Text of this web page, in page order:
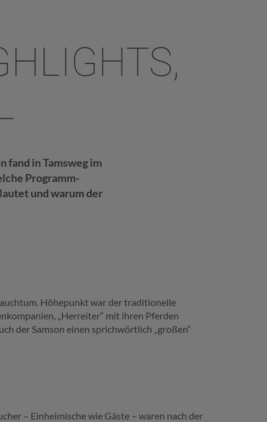
fand in Tamsweg im
Programm-
und warum der
Höhepunkt war der traditionelle
„Herreiter“ mit ihren Pferden
der Samson einen sprichwörtlich „großen“
– Einheimische wie Gäste – waren nach der